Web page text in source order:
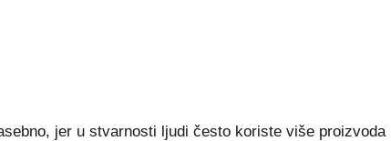
jer u stvarnosti ljudi često koriste više proizvoda